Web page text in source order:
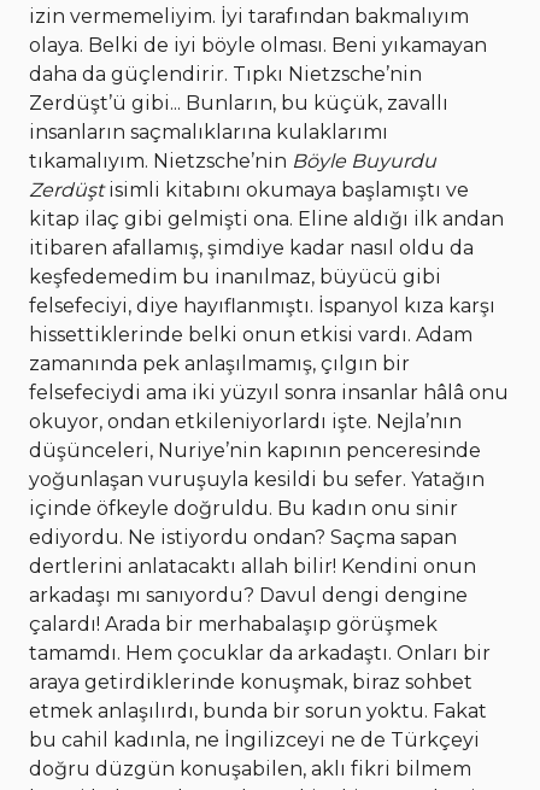
izin vermemeliyim. İyi tarafından bakmalıyım
olaya. Belki de iyi böyle olması. Beni yıkamayan
daha da güçlendirir. Tıpkı Nietzsche’nin
Zerdüşt’ü gibi... Bunların, bu küçük, zavallı
insanların saçmalıklarına kulaklarımı
tıkamalıyım. Nietzsche’nin Böyle Buyurdu
Zerdüştisimli kitabını okumaya başlamıştı ve
kitap ilaç gibi gelmişti ona. Eline aldığı ilk andan
itibaren afallamış, şimdiye kadar nasıl oldu da
keşfedemedim bu inanılmaz, büyücü gibi
felsefeciyi, diye hayıflanmıştı. İspanyol kıza karşı
hissettiklerinde belki onun etkisi vardı. Adam
zamanında pek anlaşılmamış, çılgın bir
felsefeciydi ama iki yüzyıl sonra insanlar hâlâ onu
okuyor, ondan etkileniyorlardı işte. Nejla’nın
düşünceleri, Nuriye’nin kapının penceresinde
yoğunlaşan vuruşuyla kesildi bu sefer. Yatağın
içinde öfkeyle doğruldu. Bu kadın onu sinir
ediyordu. Ne istiyordu ondan? Saçma sapan
dertlerini anlatacaktı allah bilir! Kendini onun
arkadaşı mı sanıyordu? Davul dengi dengine
çalardı! Arada bir merhabalaşıp görüşmek
tamamdı. Hem çocuklar da arkadaştı. Onları bir
araya getirdiklerinde konuşmak, biraz sohbet
etmek anlaşılırdı, bunda bir sorun yoktu. Fakat
bu cahil kadınla, ne İngilizceyi ne de Türkçeyi
doğru düzgün konuşabilen, aklı fikri bilmem